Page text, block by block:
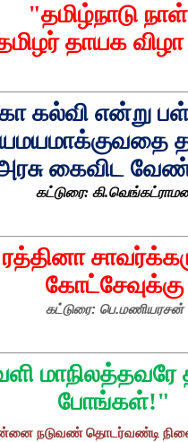
"தமிழ்நாடு நாள்
தாயக விழா
கல்வி என்று
கைவிட
கட்டுரை:கி.
ரத்தினா
கோட்சேவுக்கு
கட்டுரை: பெ.மணியரசன்
மாநிலத்தவரே
போங்கள்!"
நடுவண் தொடர்வண்டி